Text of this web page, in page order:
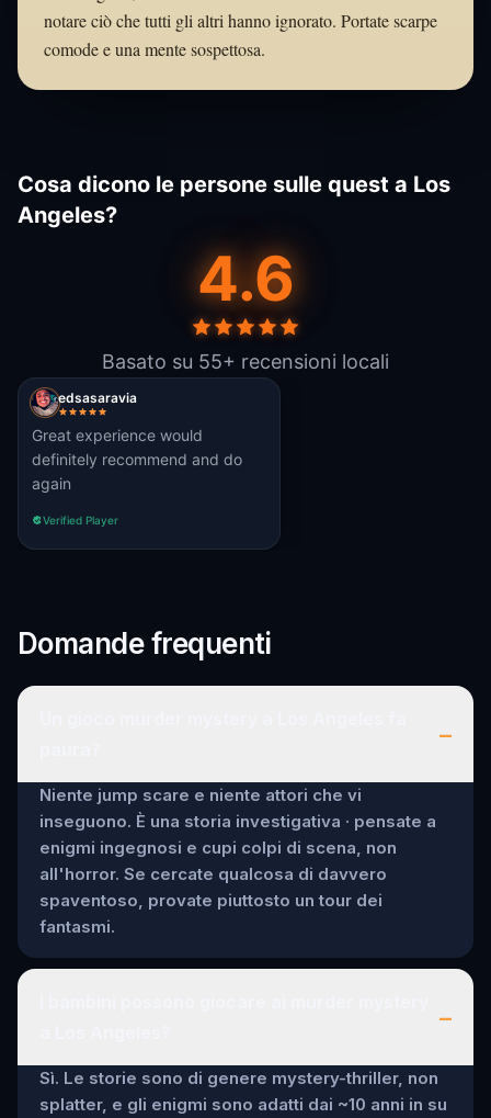
notare ciò che tutti gli altri hanno ignorato. Portate scarpe
comode e una mente sospettosa.
Cosa dicono le persone sulle quest a Los
Angeles?
4.6
Basato su 55+ recensioni locali
edsasaravia
Great experience would
definitely recommend and do
again
Verified Player
Domande frequenti
–
Niente jump scare e niente attori che vi
inseguono. È una storia investigativa · pensate a
enigmi ingegnosi e cupi colpi di scena, non
all'horror. Se cercate qualcosa di davvero
spaventoso, provate piuttosto un tour dei
fantasmi.
–
Sì. Le storie sono di genere mystery-thriller, non
splatter, e gli enigmi sono adatti dai ~10 anni in su